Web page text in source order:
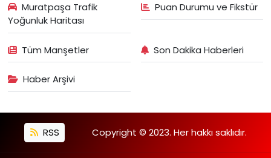
Muratpaşa Trafik
Yoğunluk Haritası
Puan Durumu ve Fikstür
Tüm Manşetler Son Dakika Haberleri
Haber Arşivi
RSS Copyright © 2023. Her hakkı saklıdır.